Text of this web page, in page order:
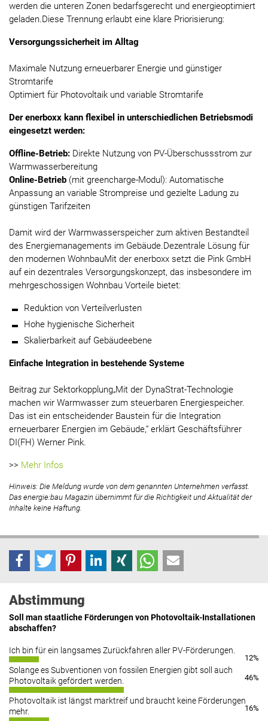
werden die unteren Zonen bedarfsgerecht und energieoptimiert
geladen.Diese Trennung erlaubt eine klare Priorisierung:
Versorgungssicherheit im Alltag
Maximale Nutzung erneuerbarer Energie und günstiger
Stromtarife
Optimiert für Photovoltaik und variable Stromtarife
Der enerboxx kann flexibel in unterschiedlichen Betriebsmodi
eingesetzt werden:
Offline-Betrieb: Direkte Nutzung von PV-Überschussstrom zur
Warmwasserbereitung
Online-Betrieb (mit greencharge-Modul): Automatische
Anpassung an variable Strompreise und gezielte Ladung zu
günstigen Tarifzeiten
Damit wird der Warmwasserspeicher zum aktiven Bestandteil
des Energiemanagements im Gebäude.Dezentrale Lösung für
den modernen WohnbauMit der enerboxx setzt die Pink GmbH
auf ein dezentrales Versorgungskonzept, das insbesondere im
mehrgeschossigen Wohnbau Vorteile bietet:
Reduktion von Verteilverlusten
Hohe hygienische Sicherheit
Skalierbarkeit auf Gebäudeebene
Einfache Integration in bestehende Systeme
Beitrag zur Sektorkopplung„Mit der DynaStrat-Technologie
machen wir Warmwasser zum steuerbaren Energiespeicher.
Das ist ein entscheidender Baustein für die Integration
erneuerbarer Energien im Gebäude,“ erklärt Geschäftsführer
DI(FH) Werner Pink.
>> Mehr Infos
Hinweis: Die Meldung wurde von dem genannten Unternehmen verfasst.
Das energie:bau Magazin übernimmt für die Richtigkeit und Aktualität der
Inhalte keine Haftung.
Abstimmung
Soll man staatliche Förderungen von Photovoltaik-Installationen
abschaffen?
Ich bin für ein langsames Zurückfahren aller PV-Förderungen.
12%
Solange es Subventionen von fossilen Energien gibt soll auch
Photovoltaik gefördert werden.
46%
Photovoltaik ist längst marktreif und braucht keine Förderungen
mehr.
16%